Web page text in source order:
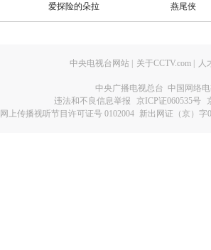
爱探险的朵拉 燕尾侠
中央电视台网站 | 关于CCTV.com | 人
中央广播电视总台 中国网络
违法和不良信息举报
京ICP证060535号
网上传播视听节目许可证号 0102004 新出网证（京）